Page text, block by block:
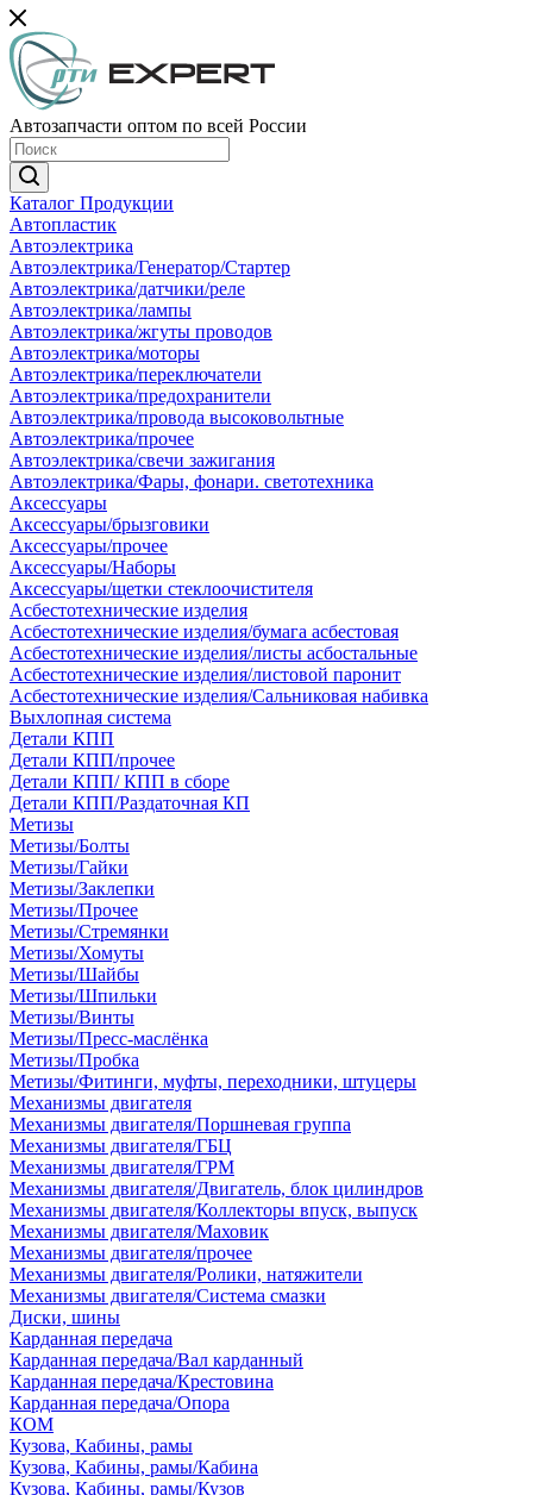
Автозапчасти оптом по всей России
Каталог Продукции
Автопластик
Автоэлектрика
Автоэлектрика/Генератор/Стартер
Автоэлектрика/датчики/реле
Автоэлектрика/лампы
Автоэлектрика/жгуты проводов
Автоэлектрика/моторы
Автоэлектрика/переключатели
Автоэлектрика/предохранители
Автоэлектрика/провода высоковольтные
Автоэлектрика/прочее
Автоэлектрика/свечи зажигания
Автоэлектрика/Фары, фонари. светотехника
Аксессуары
Аксессуары/брызговики
Аксессуары/прочее
Аксессуары/Наборы
Аксессуары/щетки стеклоочистителя
Асбестотехнические изделия
Асбестотехнические изделия/бумага асбестовая
Асбестотехнические изделия/листы асбостальные
Асбестотехнические изделия/листовой паронит
Асбестотехнические изделия/Сальниковая набивка
Выхлопная система
Детали КПП
Детали КПП/прочее
Детали КПП/ КПП в сборе
Детали КПП/Раздаточная КП
Метизы
Метизы/Болты
Метизы/Гайки
Метизы/Заклепки
Метизы/Прочее
Метизы/Стремянки
Метизы/Хомуты
Метизы/Шайбы
Метизы/Шпильки
Метизы/Винты
Метизы/Пресс-маслёнка
Метизы/Пробка
Метизы/Фитинги, муфты, переходники, штуцеры
Механизмы двигателя
Механизмы двигателя/Поршневая группа
Механизмы двигателя/ГБЦ
Механизмы двигателя/ГРМ
Механизмы двигателя/Двигатель, блок цилиндров
Механизмы двигателя/Коллекторы впуск, выпуск
Механизмы двигателя/Маховик
Механизмы двигателя/прочее
Механизмы двигателя/Ролики, натяжители
Механизмы двигателя/Система смазки
Диски, шины
Карданная передача
Карданная передача/Вал карданный
Карданная передача/Крестовина
Карданная передача/Опора
КОМ
Кузова, Кабины, рамы
Кузова, Кабины, рамы/Кабина
Кузова, Кабины, рамы/Кузов